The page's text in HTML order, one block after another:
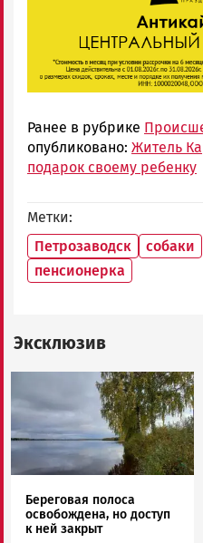
Ранее в рубрике
опубликовано: Житель
подарок своему ребенку
Метки
Петрозаводск
собаки
пенсионерка
Эксклюзив
Береговая полоса
освобождена, но доступ
к ней закрыт